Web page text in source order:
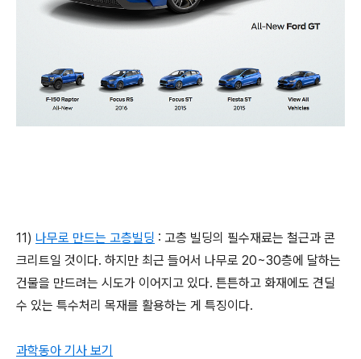
11) 나무로 만드는 고층빌딩 : 고층 빌딩의 필수재료는 철근과 콘
크리트일 것이다. 하지만 최근 들어서 나무로 20~30층에 달하는
건물을 만드려는 시도가 이어지고 있다. 튼튼하고 화재에도 견딜
수 있는 특수처리 목재를 활용하는 게 특징이다.
과학동아 기사 보기